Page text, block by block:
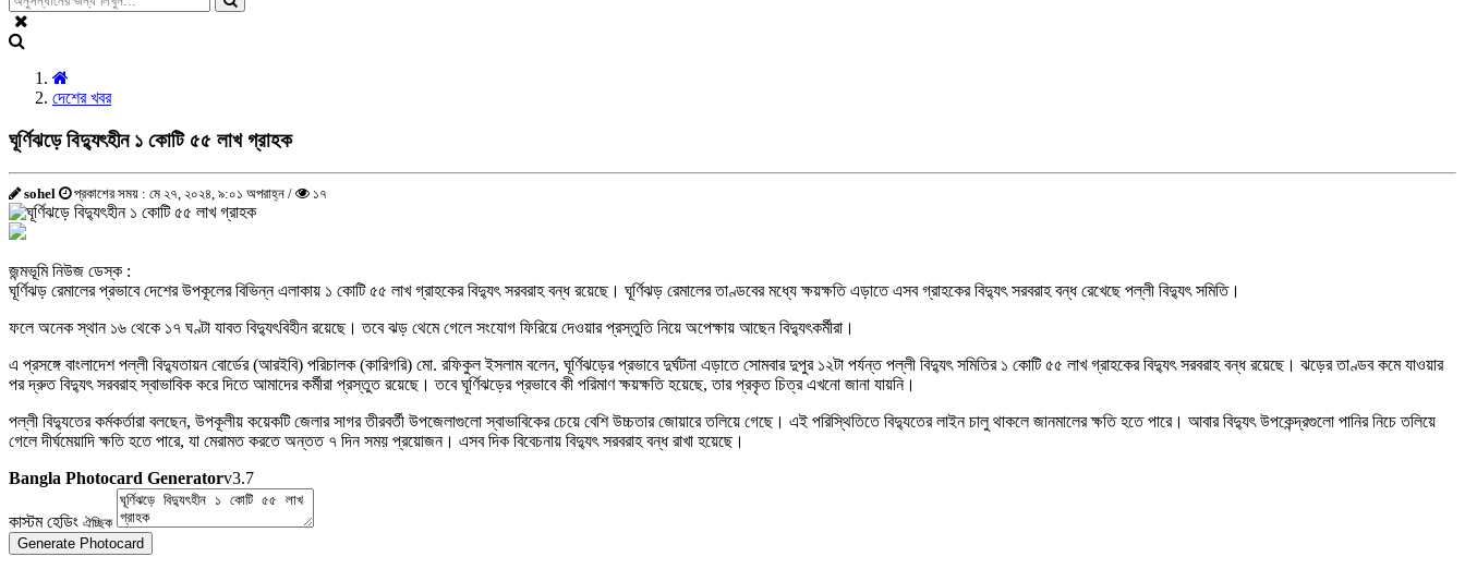
দেশের খবর
ঘূর্ণিঝড়ে বিদ্যুৎহীন ১ কোটি ৫৫ লাখ গ্রাহক
sohel প্রকাশের সময় : মে ২৭, ২০২৪, ৯:০১ অপরাহ্ন / ১৭
জন্মভূমি নিউজ ডেস্ক :
ঘূর্ণিঝড় রেমালের প্রভাবে দেশের উপকূলের বিভিন্ন এলাকায় ১ কোটি ৫৫ লাখ গ্রাহকের বিদ্যুৎ সরবরাহ বন্ধ রয়েছে। ঘূর্ণিঝড় রেমালের তাণ্ডবের মধ্যে ক্ষয়ক্ষতি এড়াতে এসব গ্রাহকের বিদ্যুৎ সরবরাহ বন্ধ রেখেছে পল্লী বিদ্যুৎ সমিতি।
ফলে অনেক স্থান ১৬ থেকে ১৭ ঘণ্টা যাবত বিদ্যুৎবিহীন রয়েছে। তবে ঝড় থেমে গেলে সংযোগ ফিরিয়ে দেওয়ার প্রস্তুতি নিয়ে অপেক্ষায় আছেন বিদ্যুৎকর্মীরা।
এ প্রসঙ্গে বাংলাদেশ পল্লী বিদ্যুতায়ন বোর্ডের (আরইবি) পরিচালক (কারিগরি) মো. রফিকুল ইসলাম বলেন, ঘূর্ণিঝড়ের প্রভাবে দুর্ঘটনা এড়াতে সোমবার দুপুর ১২টা পর্যন্ত পল্লী বিদ্যুৎ সমিতির ১ কোটি ৫৫ লাখ গ্রাহকের বিদ্যুৎ সরবরাহ বন্ধ রয়েছে। ঝড়ের তাণ্ডব কমে যাওয়ার
পর দ্রুত বিদ্যুৎ সরবরাহ স্বাভাবিক করে দিতে আমাদের কর্মীরা প্রস্তুত রয়েছে। তবে ঘূর্ণিঝড়ের প্রভাবে কী পরিমাণ ক্ষয়ক্ষতি হয়েছে, তার প্রকৃত চিত্র এখনো জানা যায়নি।
পল্লী বিদ্যুতের কর্মকর্তারা বলছেন, উপকূলীয় কয়েকটি জেলার সাগর তীরবর্তী উপজেলাগুলো স্বাভাবিকের চেয়ে বেশি উচ্চতার জোয়ারে তলিয়ে গেছে। এই পরিস্থিতিতে বিদ্যুতের লাইন চালু থাকলে জানমালের ক্ষতি হতে পারে। আবার বিদ্যুৎ উপকেন্দ্রগুলো পানির নিচে তলিয়ে
গেলে দীর্ঘমেয়াদি ক্ষতি হতে পারে, যা মেরামত করতে অন্তত ৭ দিন সময় প্রয়োজন। এসব দিক বিবেচনায় বিদ্যুৎ সরবরাহ বন্ধ রাখা হয়েছে।
Bangla Photocard Generatorv3.7
কাস্টম হেডিং ঐচ্ছিক
Generate Photocard